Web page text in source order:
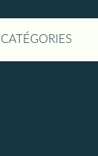
CATÉGORIES